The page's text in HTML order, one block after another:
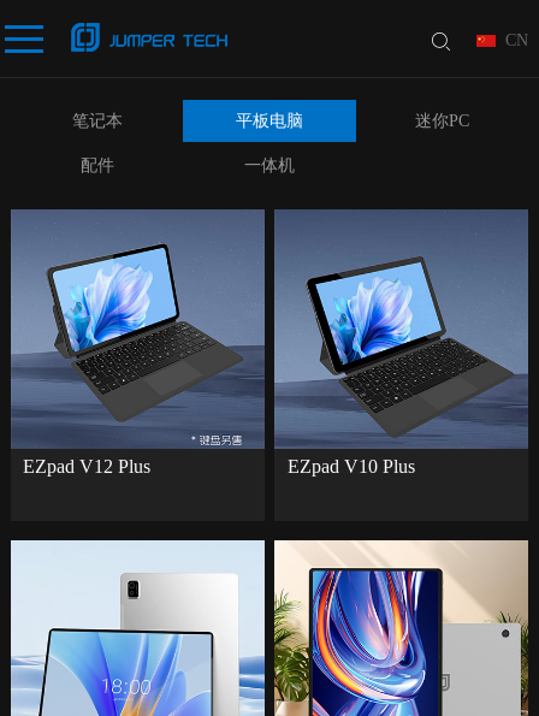
CN
笔记本 平板电脑 迷你PC
配件 一体机
EZpad V12 Plus EZpad V10 Plus